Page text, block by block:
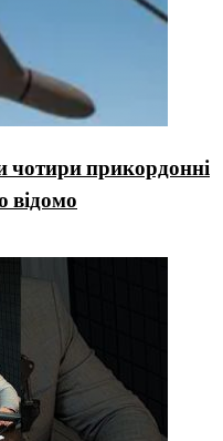
чотири прикордонні
відомо